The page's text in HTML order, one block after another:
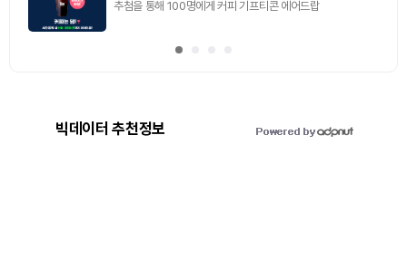
추첨을 통해 100명에게 커피 기프티콘 에어드랍
빅데이터 추천정보